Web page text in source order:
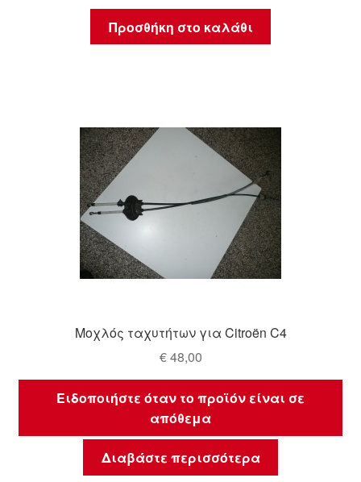
Προσθήκη στο καλάθι
Μοχλός ταχυτήτων για Citroën C4
€48,00
Ειδοποιήστε όταν το προϊόν είναι σε
απόθεμα
Διαβάστε περισσότερα